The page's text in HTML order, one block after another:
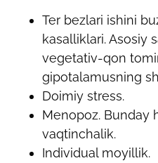
Ter bezlari ishini
kasalliklari. Asosiy
vegetativ-qon
gipotalamusning
Doimiy stress.
Menopoz. Bunday
vaqtinchalik.
Individual moyillik.